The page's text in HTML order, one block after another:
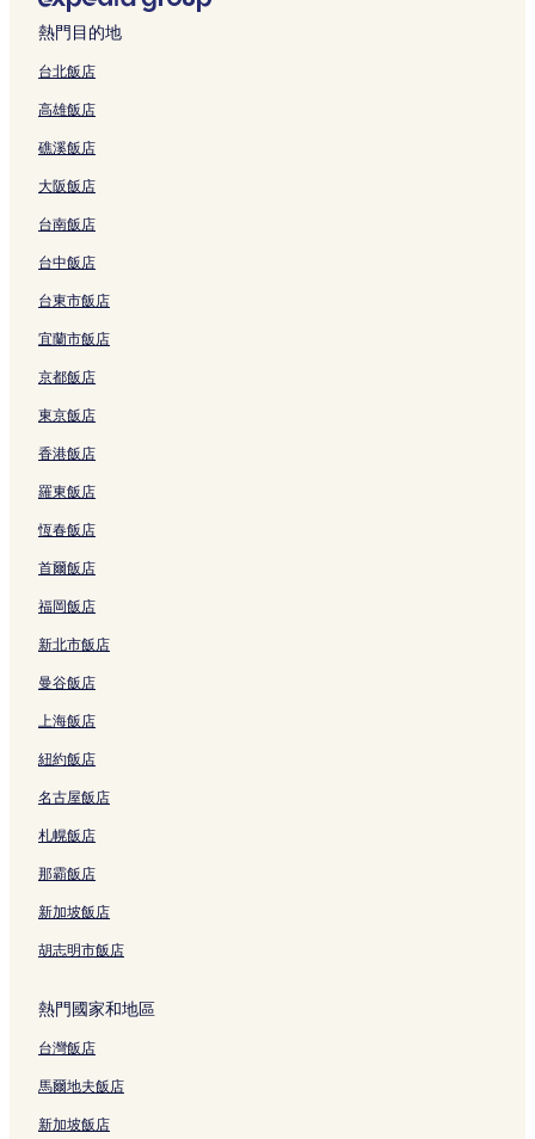
瓦拉拉國家公園附近的飯店
漢彌爾頓飯店
梅里韋瑟飯店
希漢普頓飯店
天鵝海海角飯店
北萊姆頓飯店
紐卡索付費區內轉乘站附近的飯店
亞當斯敦飯店
卡麥隆公園飯店
太平洋沙丘高爾夫球場附近的飯店
美達維飯店
新堡飯店
富勒頓灣飯店
丁吉拉高地飯店
馬蒙岬飯店
庫拉岡飯店
美特蘭的奢華飯店
美特蘭的設有游泳池的飯店
恩瑞斯鎮的設有停車場的飯店
波高爾賓的酒莊飯店
波高爾賓的寵物友善飯店
洛夫戴爾的酒莊飯店
獵人谷的親子飯店
新堡的汽車旅館
辛格爾頓的汽車旅館
達德利海灘的汽車旅館
熱門目的地
台北飯店
高雄飯店
礁溪飯店
大阪飯店
台南飯店
台中飯店
台東市飯店
宜蘭市飯店
京都飯店
東京飯店
香港飯店
羅東飯店
恆春飯店
首爾飯店
福岡飯店
新北市飯店
曼谷飯店
上海飯店
紐約飯店
名古屋飯店
札幌飯店
那霸飯店
新加坡飯店
胡志明市飯店
熱門國家和地區
台灣飯店
馬爾地夫飯店
新加坡飯店